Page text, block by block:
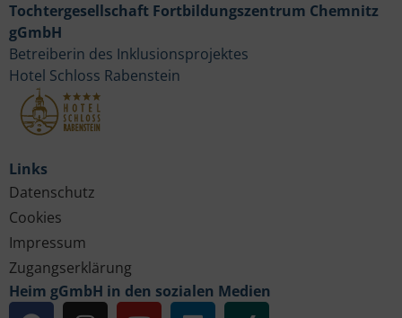
Links
Datenschutz
Cookies
Impressum
Zugangserklärung
Heim gGmbH in den sozialen Medien
Tochtergesellschaft Fortbildungszentrum Chemnitz
gGmbH
Betreiberin des Inklusionsprojektes
Hotel Schloss Rabenstein